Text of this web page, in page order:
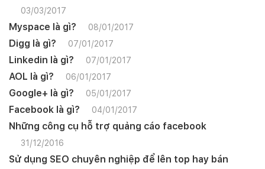
03/03/2017
Myspace là gì? 08/01/2017
Digg là gì? 07/01/2017
Linkedin là gì? 07/01/2017
AOL là gì? 06/01/2017
Google+ là gì? 05/01/2017
Facebook là gì? 04/01/2017
Những công cụ hỗ trợ quảng cáo facebook
31/12/2016
Sử dụng SEO chuyên nghiệp để lên top hay bán